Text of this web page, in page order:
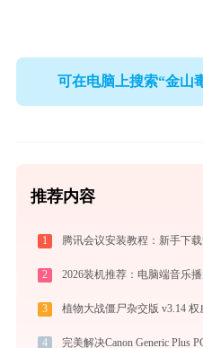
可在电脑上搜索“金山
推荐内容
1 腾讯会议安装教程：新手下
2
3
4